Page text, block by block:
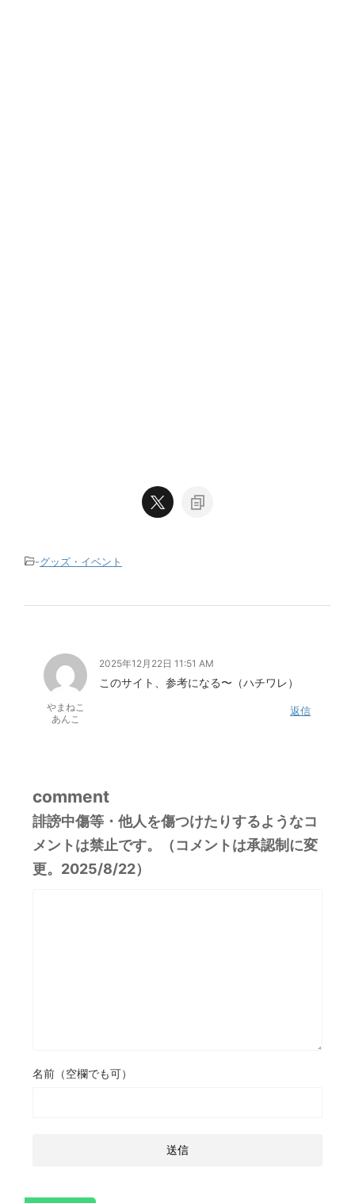
-グッズ・イベント
やまねこ
あんこ
2025年12月22日 11:51 AM
このサイト、参考になる〜（ハチワレ）
返信
comment
誹謗中傷等・他人を傷つけたりするようなコ
メントは禁止です。（コメントは承認制に変
更。2025/8/22）
名前（空欄でも可）